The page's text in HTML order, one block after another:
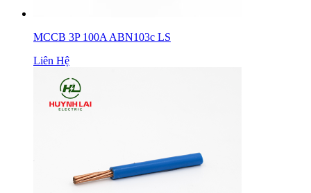
MCCB 3P 100A ABN103c LS
Liên Hệ